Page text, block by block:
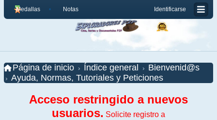
Identificarse
Medallas Notas
Página de inicio Índice general
Bienvenid@s
Ayuda, Normas, Tutoriales y Peticiones
Acceso restringido a nuevos
usuarios. Solicite registro a